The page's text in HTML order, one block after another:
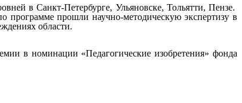
в Санкт-Петербурге, Ульяновске, Тольятти, Пензе.
программе прошли научно-методическую экспертизу в
области.
в номинации «Педагогические изобретения» фонда